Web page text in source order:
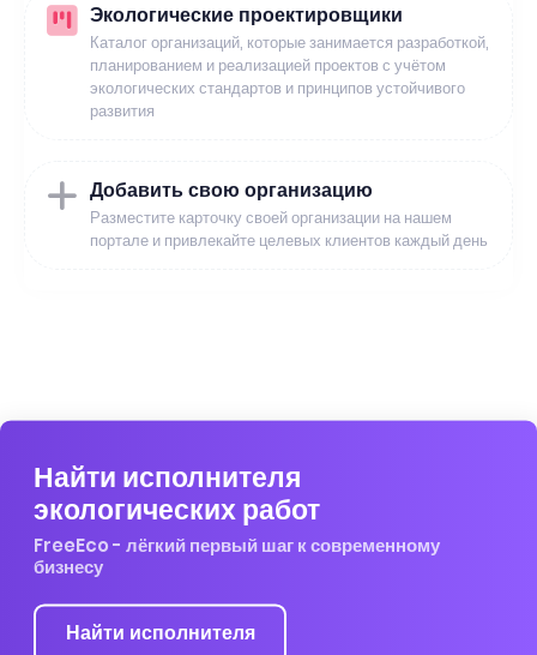
Экологические проектировщики
Каталог организаций, которые занимается разработкой,
планированием и реализацией проектов с учётом
экологических стандартов и принципов устойчивого
развития
Добавить свою организацию
Разместите карточку своей организации на нашем
портале и привлекайте целевых клиентов каждый день
Найти исполнителя
экологических работ
FreeEco - лёгкий первый шаг к современному
бизнесу
Найти исполнителя